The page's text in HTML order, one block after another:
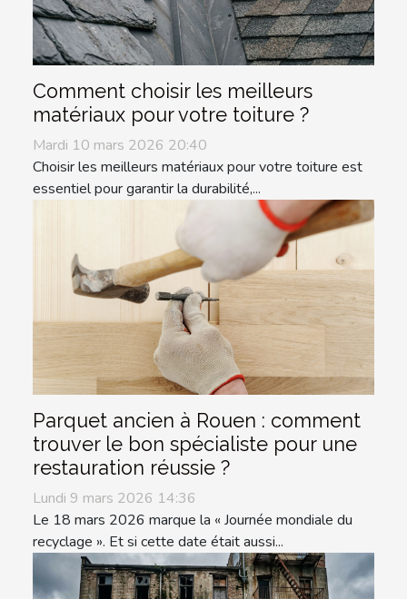
Comment choisir les meilleurs
matériaux pour votre toiture ?
Mardi 10 mars 2026 20:40
Choisir les meilleurs matériaux pour votre toiture est
essentiel pour garantir la durabilité,...
Parquet ancien à Rouen : comment
trouver le bon spécialiste pour une
restauration réussie ?
Lundi 9 mars 2026 14:36
Le 18 mars 2026 marque la « Journée mondiale du
recyclage ». Et si cette date était aussi...